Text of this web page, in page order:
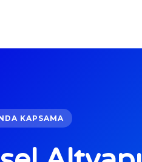
KAPSAMA